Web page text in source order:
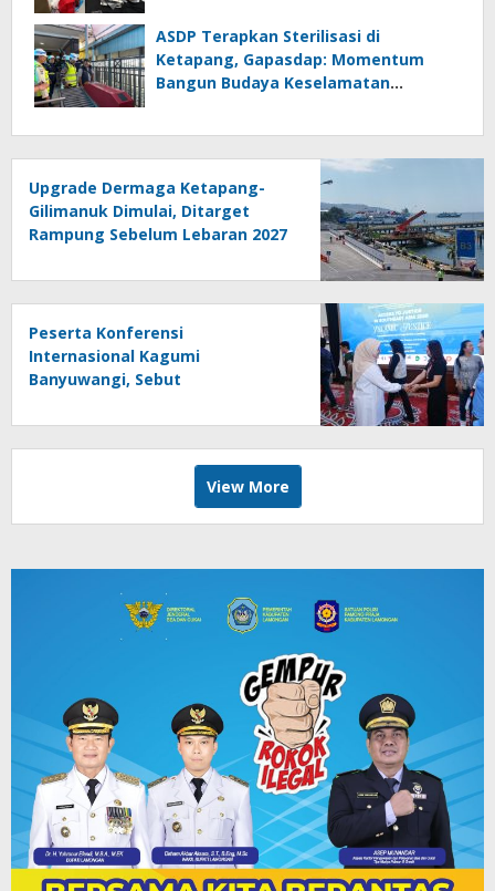
ASDP Terapkan Sterilisasi di
Ketapang, Gapasdap: Momentum
Bangun Budaya Keselamatan
Upgrade Dermaga Ketapang-
Gilimanuk Dimulai, Ditarget
Rampung Sebelum Lebaran 2027
Peserta Konferensi
Internasional Kagumi
Banyuwangi, Sebut
Islami
View More